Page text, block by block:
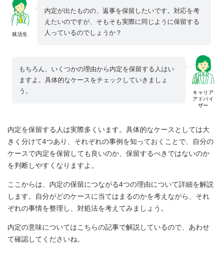
就活生
内定が出たものの、返事を保留したいです。対応を考
えたいのですが、そもそも実際に同じように保留する
人っているのでしょうか？
キャリア
アドバイ
ザー
もちろん、いくつかの理由から内定を保留する人はい
ますよ。具体的なケースをチェックしていきましょ
う。
内定を保留する人は実際多くいます。具体的なケースとしては大
きく分けて4つあり、それぞれの事例を知っておくことで、自分の
ケースで内定を保留しても良いのか、保留するべきではないのか
を判断しやすくなりますよ。
ここからは、内定の保留につながる4つの理由について詳細を解説
します。自分がどのケースに当てはまるのかを考えながら、それ
ぞれの事情を整理し、対処法を考えてみましょう。
内定の意味についてはこちらの記事で解説しているので、あわせ
て確認してくださいね。